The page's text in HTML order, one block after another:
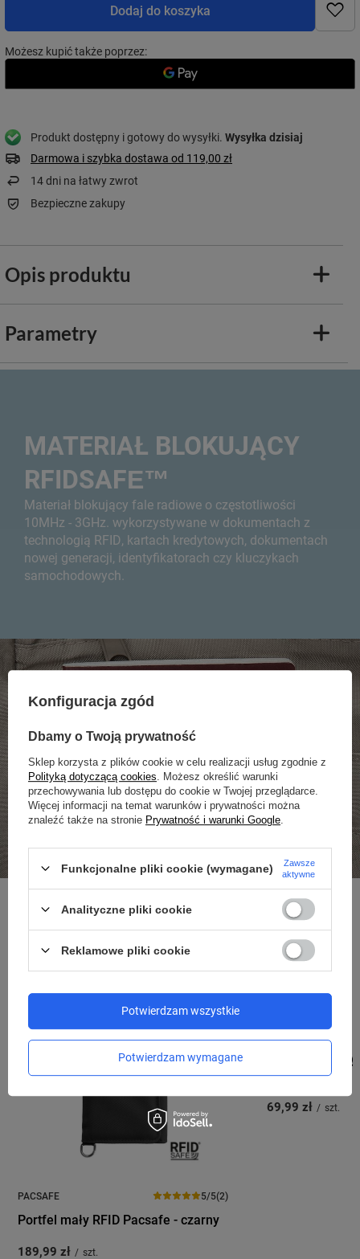
Dodaj do koszyka
Możesz kupić także poprzez:
Produkt dostępny i gotowy do wysyłki Wysyłka dzisiaj
Darmowa i szybka dostawa od 119,00 zł
14dni na łatwy zwrot
Bezpieczne zakupy
Opis produktu
Parametry
MATERIAŁ BLOKUJĄCY
RFIDSAFE™
Materiał blokujący fale radiowe o częstotliwości
10MHz - 3GHz. wykorzystywane w dokumentach z
technologią RFID, kartach kredytowych, dokumentach
nowej generacji, identyfikatorach czy kluczykach
samochodowych.
Polecamy również
PACSAFE 5/5(2)
Portfel mały RFID Pacsafe - czarny
189,99 zł / szt.
Łańcuszek
portfela Wallet
69,99 zł / szt.
Konfiguracja zgód
Dbamy o Twoją prywatność
Sklep korzysta z plików cookie w celu realizacji usług zgodnie z
Polityką dotyczącą cookies . Możesz określić warunki
przechowywania lub dostępu do cookie w Twojej przeglądarce.
Więcej informacji na temat warunków i prywatności można
znaleźć także na stronie Prywatność i warunki Google
Funkcjonalne pliki cookie (wymagane)
Zawsze
aktywne
Analityczne pliki cookie
Reklamowe pliki cookie
Potwierdzam wymagane
Potwierdzam wszystkie